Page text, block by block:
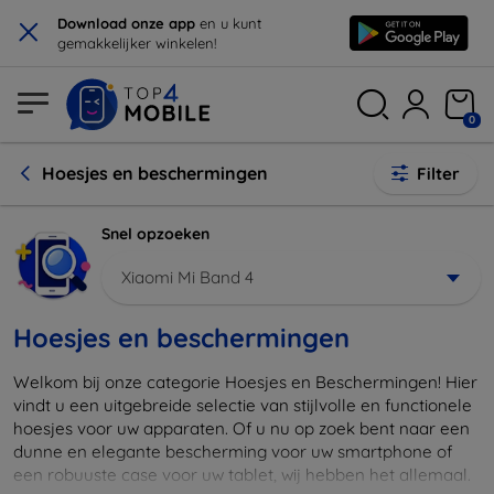
× Download onze app en u kunt
gemakkelijker winkelen!
0
Hoesjes en beschermingen Filter
Snel opzoeken
Xiaomi Mi Band 4
Hoesjes en beschermingen
Welkom bij onze categorie Hoesjes en Beschermingen! Hier
vindt u een uitgebreide selectie van stijlvolle en functionele
hoesjes voor uw apparaten. Of u nu op zoek bent naar een
dunne en elegante bescherming voor uw smartphone of
een robuuste case voor uw tablet, wij hebben het allemaal.